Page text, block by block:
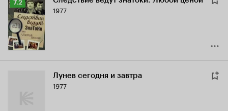
Рейтинг
Кинопоиска
7.2
7.2
1977
Лунев сегодня и завтра
1977